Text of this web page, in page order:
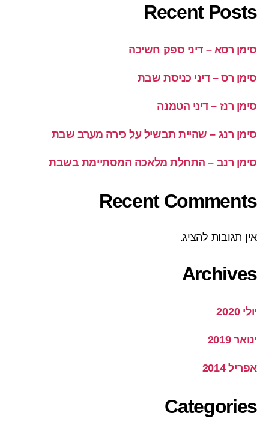
Recent Posts
סימן רסא – דיני ספק חשיכה
סימן רס – דיני כניסת שבת
סימן רנז – דיני הטמנה
סימן רנג – שהיית תבשיל על כירה מערב שבת
סימן רנב – התחלת מלאכה המסתיימת בשבת
Recent Comments
אין תגובות להציג.
Archives
יולי 2020
ינואר 2019
אפריל 2014
Categories